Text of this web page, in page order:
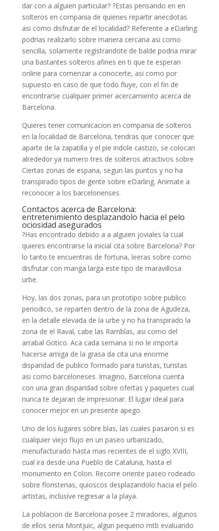
dar con a alguien particular? ?Estas pensando en en
solteros en compania de quienes repartir anecdotas
asi­ como disfrutar de el localidad? Referente a eDarling
podrias realizarlo sobre manera cercana asi­ como
sencilla, solamente registrandote de balde podri­a mirar
una bastantes solteros afines en ti que te esperan
online para comenzar a conocerte, asi­ como por
supuesto en caso de que todo fluye, con el fin de
encontrarse cualquier primer acercamiento acerca de
Barcelona.
Quieres tener comunicacion en compania de solteros
en la localidad de Barcelona, tendras que conocer que
aparte de la zapatilla y el pie indole castizo, se colocan
alrededor ya numero tres de solteros atractivos sobre
Ciertas zonas de espana, segun las puntos y no ha
transpirado tipos de gente sobre eDarling. Animate a
reconocer a los barcelonenses.
Contactos acerca de Barcelona:
entretenimiento desplazandolo hacia el pelo
ociosidad asegurados
?Has encontrado debido a a alguien joviales la cual
quieres encontrarse la inicial cita sobre Barcelona? Por
lo tanto te encuentras de fortuna, leeras sobre como
disfrutar con manga larga este tipo de maravillosa
urbe.
Hoy, las dos zonas, para un prototipo sobre publico
periodico, se reparten dentro de la zona de Agudeza,
en la detalle elevada de la urbe y no ha transpirado la
zona de el Raval, cabe las Ramblas, asi­ como del
arrabal Gotico. Aca cada semana si no le importa
hacerse amiga de la grasa da cita una enorme
disparidad de publico formado para turistas, turistas
asi­ como barceloneses. Imagino, Barcelona cuenta
con una gran disparidad sobre ofertas y paquetes cual
nunca te dejaran de impresionar. El lugar ideal para
conocer mejor en un presente apego.
Uno de los lugares sobre blas, las cuales pasaron si es
cualquier viejo flujo en un paseo urbanizado,
menufacturado hasta mas recientes de el siglo XVIII,
cual ira desde una Pueblo de Cataluna, hasta el
monumento en Colon. Recorre oriente paseo rodeado
sobre floristerias, quioscos desplazandolo hacia el pelo
artistas, inclusive regresar a la playa.
La poblacion de Barcelona posee 2 miradores, algunos
de ellos seri­a Montjuic, algun pequeno mtb evaluando